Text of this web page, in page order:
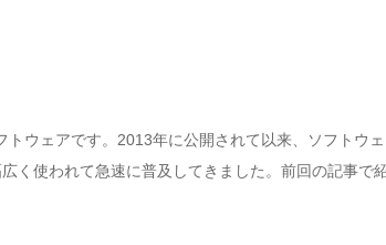
ウェアです。2013年に公開されて以来、ソフトウ
く使われて急速に普及してきました。前回の記事で